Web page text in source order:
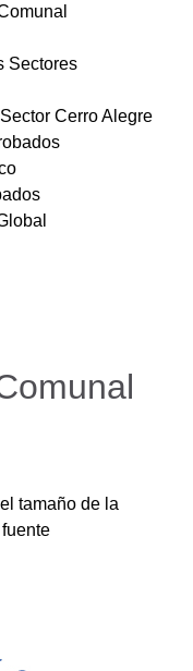
Sectores
Cerro Alegre
tamaño de la